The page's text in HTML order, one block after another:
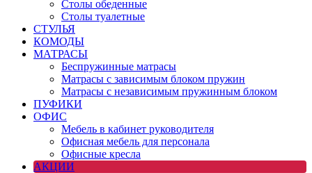
Столы обеденные
Столы туалетные
СТУЛЬЯ
КОМОДЫ
МАТРАСЫ
Беспружинные матрасы
Матрасы с зависимым блоком пружин
Матрасы с независимым пружинным блоком
ПУФИКИ
ОФИС
Мебель в кабинет руководителя
Офисная мебель для персонала
Офисные кресла
АКЦИИ